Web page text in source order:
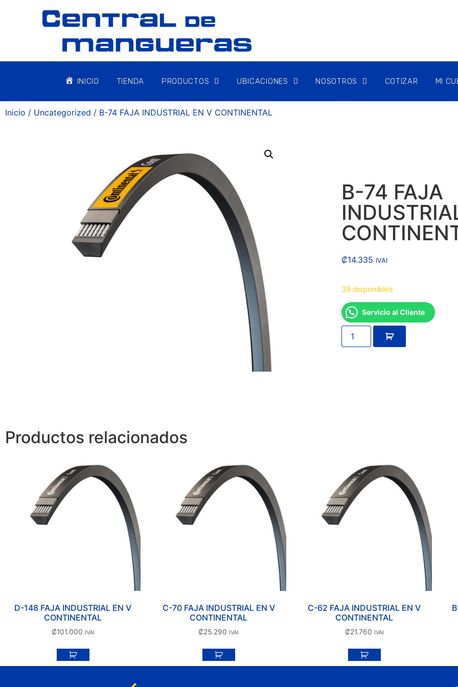
INICIO TIENDA PRODUCTOS UBICACIONES NOSOTROS COTIZAR MI
Inicio / Uncategorized / B-74 FAJA INDUSTRIAL EN V CONTINENTAL
B-74 FAJA
₡14.335 IVAI
39 disponibles
Servicio al Cliente
Productos relacionados
D-148 FAJA INDUSTRIAL EN V
CONTINENTAL
₡101.000 IVAI
C-70 FAJA INDUSTRIAL EN V
CONTINENTAL
₡25.290 IVAI
C-62 FAJA INDUSTRIAL EN V
CONTINENTAL
₡21.760 IVAI